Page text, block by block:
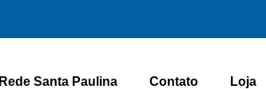
Rede Santa Paulina Contato Loja